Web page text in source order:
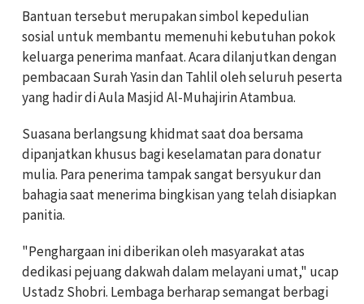
Bantuan tersebut merupakan simbol kepedulian
sosial untuk membantu memenuhi kebutuhan pokok
keluarga penerima manfaat. Acara dilanjutkan dengan
pembacaan Surah Yasin dan Tahlil oleh seluruh peserta
yang hadir di Aula Masjid Al-Muhajirin Atambua.
Suasana berlangsung khidmat saat doa bersama
dipanjatkan khusus bagi keselamatan para donatur
mulia. Para penerima tampak sangat bersyukur dan
bahagia saat menerima bingkisan yang telah disiapkan
panitia.
"Penghargaan ini diberikan oleh masyarakat atas
dedikasi pejuang dakwah dalam melayani umat," ucap
Ustadz Shobri. Lembaga berharap semangat berbagi